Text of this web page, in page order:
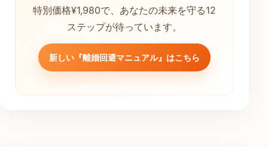
特別価格¥1,980で、あなたの未来を守る12
ステップが待っています。
新しい『離婚回避マニュアル』はこちら